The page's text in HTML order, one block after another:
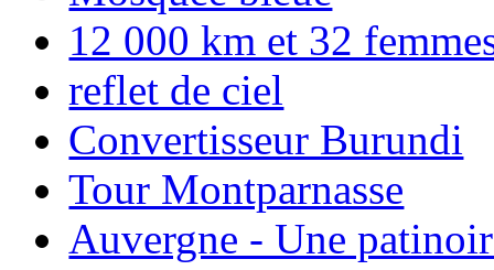
12 000 km et 32
reflet de ciel
Convertisseur Burundi
Tour Montparnasse
Auvergne - Une